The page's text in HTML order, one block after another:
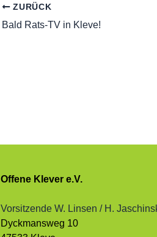
ZURÜCK
Bald Rats-TV in Kleve!
Offene Klever e.V.
Vorsitzende W. Linsen / H.
Dyckmansweg 10